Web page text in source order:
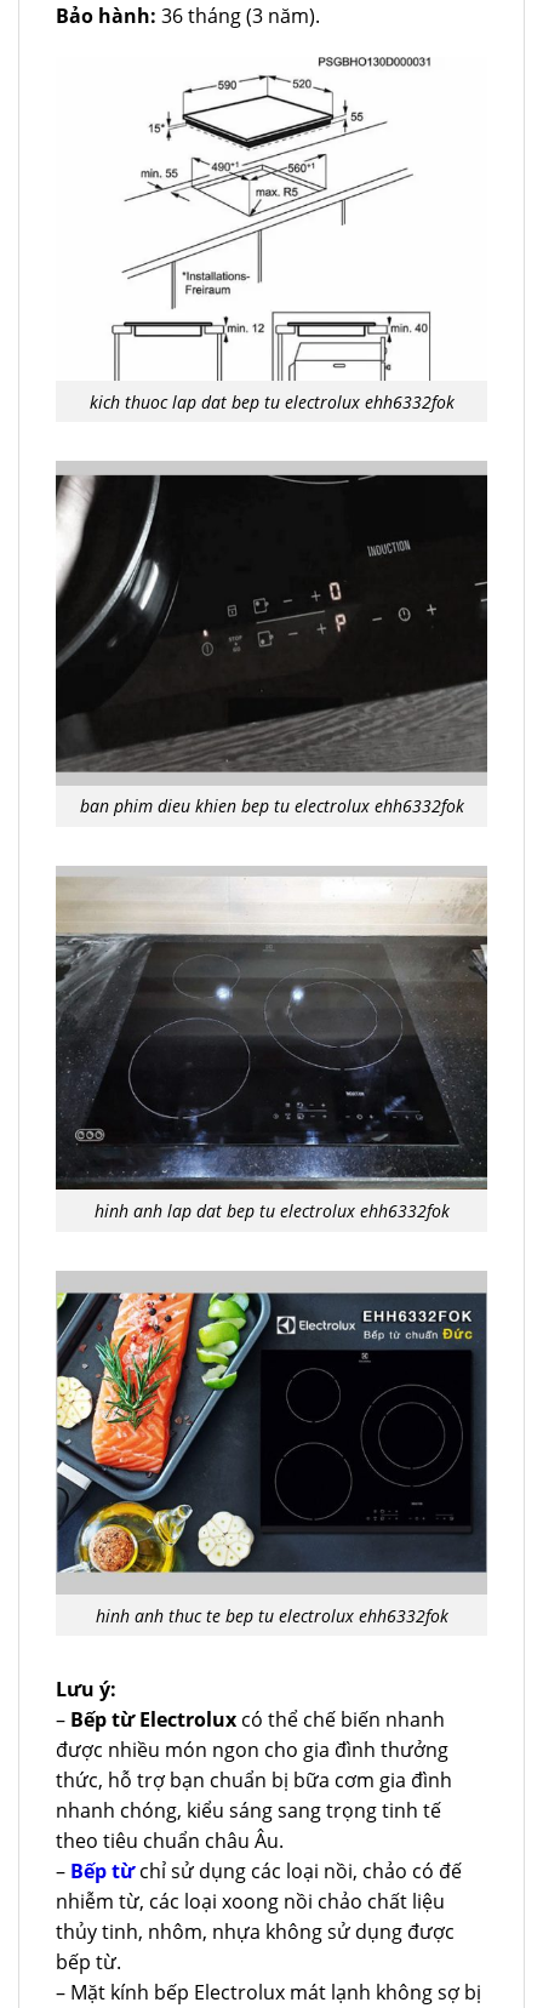
Bảo hành: 36 tháng (3 năm).
kich thuoc lap dat bep tu electrolux ehh6332fok
ban phim dieu khien bep tu electrolux ehh6332fok
hinh anh lap dat bep tu electrolux ehh6332fok
hinh anh thuc te bep tu electrolux ehh6332fok
Lưu ý:
– Bếp từ Electrolux có thể chế biến nhanh
được nhiều món ngon cho gia đình thưởng
thức, hỗ trợ bạn chuẩn bị bữa cơm gia đình
nhanh chóng, kiểu sáng sang trọng tinh tế
theo tiêu chuẩn châu Âu.
– Bếp từchỉ sử dụng các loại nồi, chảo có đế
nhiễm từ, các loại xoong nồi chảo chất liệu
thủy tinh, nhôm, nhựa không sử dụng được
bếp từ.
– Mặt kính bếp Electrolux mát lạnh không sợ bị